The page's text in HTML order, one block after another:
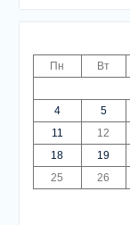
Пн Вт
4
5
11
12
18
19
25
26